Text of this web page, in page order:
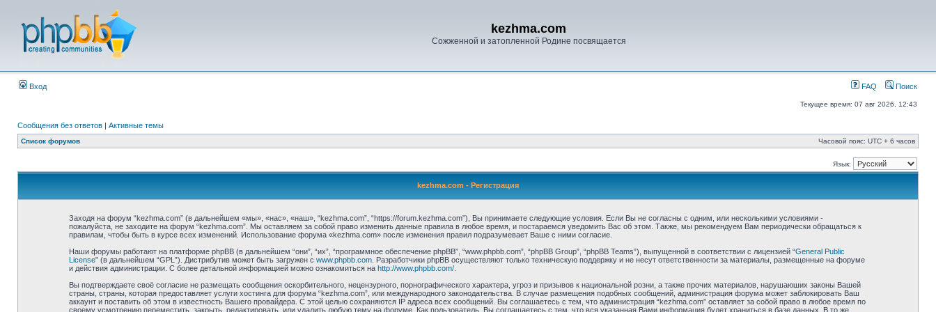
kezhma.com
Сожженной и затопленной Родине посвящается
Вход FAQ Поиск
Текущее время: 07 авг 2026, 12:43
Сообщения без ответов | Активные темы
Список форумов Часовой пояс: UTC + 6 часов
Язык:
kezhma.com - Регистрация
Заходя на форум “kezhma.com” (в дальнейшем «мы», «нас», «наш», “kezhma.com”, “https://forum.kezhma.com”), Вы принимаете следующие условия. Если Вы не согласны с одним, или несколькими условиями -
пожалуйста, не заходите на форум “kezhma.com”. Мы оставляем за собой право изменить данные правила в любое время, и постараемся уведомить Вас об этом. Также, мы рекомендуем Вам периодически обращаться к
правилам, чтобы быть в курсе всех изменений. Использование форума «kezhma.com» после изменения правил подразумевает Ваше с ними согласие.
Наши форумы работают на платформе phpBB (в дальнейшем “они”, “их”, “программное обеспечение phpBB”, “www.phpbb.com”, “phpBB Group”, “phpBB Teams”), выпущенной в соответствии с лицензией “General Public
License” (в дальнейшем “GPL”). Дистрибутив может быть загружен с www.phpbb.com. Разработчики phpBB осуществляют только техническую поддержку и не несут ответственности за материалы, размещенные на форуме
и действия администрации. С более детальной информацией можно ознакомиться на http://www.phpbb.com/.
Вы подтверждаете своё согласие не размещать сообщения оскорбительного, нецензурного, порнографического характера, угроз и призывов к национальной розни, а также прочих материалов, нарушаюших законы Вашей
страны, страны, которая предоставляет услуги хостинга для форума “kezhma.com”, или международного законодательства. В случае размещения подобных сообщений, администрация форума может заблокировать Ваш
аккаунт и поставить об этом в известность Вашего провайдера. С этой целью сохраняются IP адреса всех сообщений. Вы соглашаетесь с тем, что администрация “kezhma.com” оставляет за собой право в любое время по
своему усмотрению переместить, закрыть, редактировать, или удалить любую тему на форуме. Как пользователь, Вы соглашаетесь с тем, что вся указанная Вами информация будет храниться в базе данных. В то же